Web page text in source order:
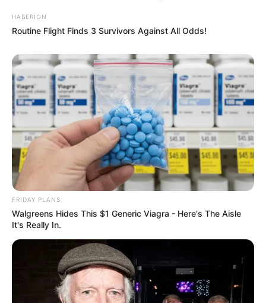
HABERION
Routine Flight Finds 3 Survivors Against All Odds!
FRIDAY PLANS
Walgreens Hides This $1 Generic Viagra - Here's The Aisle
It's Really In.